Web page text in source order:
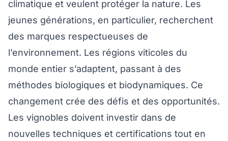
climatique et veulent protéger la nature. Les
jeunes générations, en particulier, recherchent
des marques respectueuses de
l’environnement. Les régions viticoles du
monde entier s’adaptent, passant à des
méthodes biologiques et biodynamiques. Ce
changement crée des défis et des opportunités.
Les vignobles doivent investir dans de
nouvelles techniques et certifications tout en